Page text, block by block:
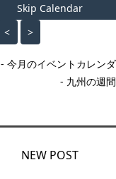
Skip Calendar
< >
- 今月のイベントカレン
- 九州の週
NEW POST